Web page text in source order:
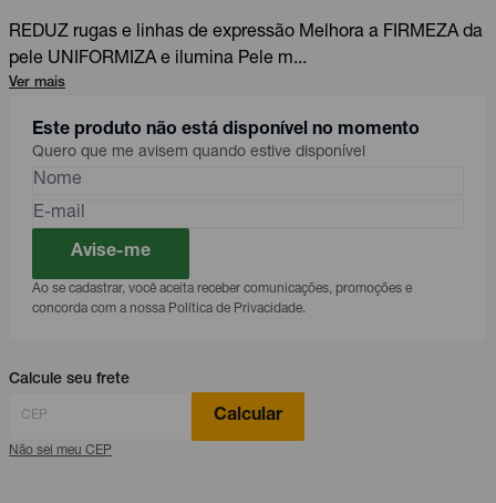
REDUZ rugas e linhas de expressão Melhora a FIRMEZA da
pele UNIFORMIZA e ilumina Pele m...
Ver mais
Este produto não está disponível no momento
Quero que me avisem quando estive disponível
Avise-me
Ao se cadastrar, você aceita receber comunicações, promoções e
concorda com a nossa Política de Privacidade.
Calcule seu frete
Calcular
Não sei meu CEP